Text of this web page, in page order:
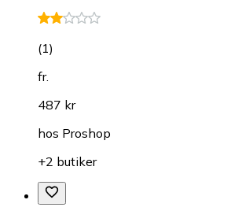
(1)
fr.
487 kr
hos Proshop
+2 butiker